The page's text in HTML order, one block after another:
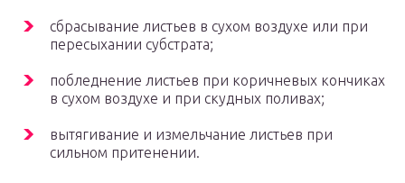
сбрасывание листьев в сухом воздухе или при
пересыхании субстрата;
побледнение листьев при коричневых кончиках
в сухом воздухе и при скудных поливах;
вытягивание и измельчание листьев при
сильном притенении.